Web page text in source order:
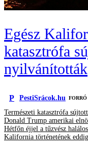
Egész
katasztrófa
nyilvánították
P PestiSrácok.hu
Természeti katasztrófa
Donald Trump amerikai
Hétfőn éjjel a tűzvész
Kalifornia történetének